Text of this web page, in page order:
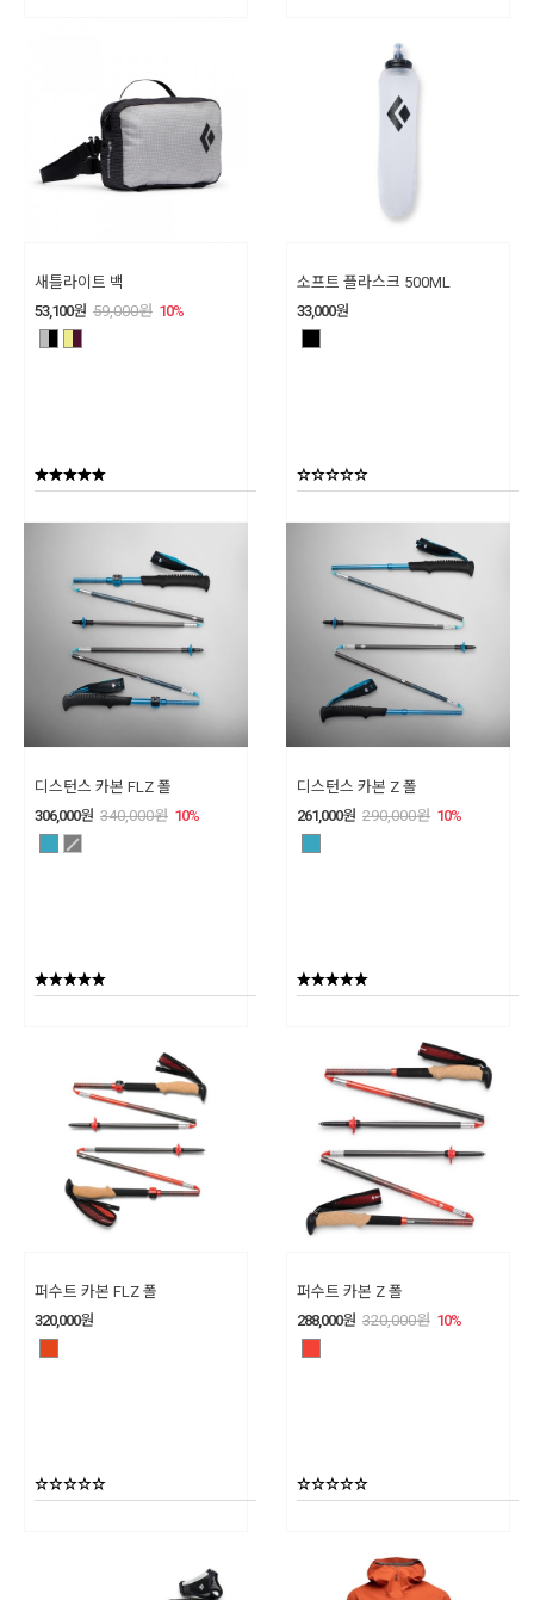
새틀라이트 백
53,100원 59,000원 10%
소프트 플라스크 500ML
33,000원
디스턴스 카본 FLZ 폴
306,000원 340,000원 10%
디스턴스 카본 Z 폴
261,000원 290,000원 10%
퍼수트 카본 FLZ 폴
320,000원
퍼수트 카본 Z 폴
288,000원 320,000원 10%